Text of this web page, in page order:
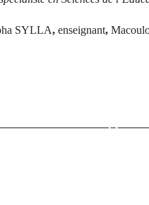
SYLLA,enseignant,